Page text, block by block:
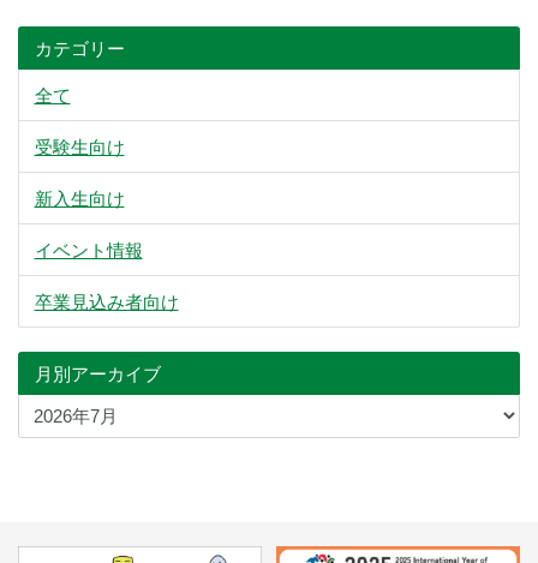
カテゴリー
全て
受験生向け
新入生向け
イベント情報
卒業見込み者向け
月別アーカイブ